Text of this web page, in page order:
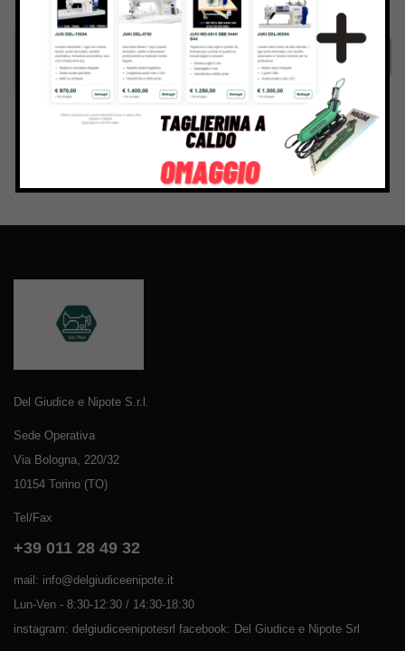
Termini e condizionidel sito web
Del Giudice e Nipote S.r.l.
Sede Operativa
Via Bologna, 220/32
10154 Torino (TO)
Tel/Fax
+39 011 28 49 32
mail: info@delgiudiceenipote.it
Lun-Ven - 8:30-12:30 / 14:30-18:30
instagram: delgiudiceenipotesrl facebook: Del Giudice e Nipote Srl